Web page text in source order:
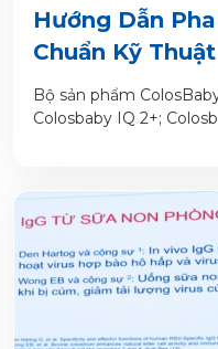
Hướng Dẫn
Chuẩn Kỹ
Dưỡng Cho Bé
Bộ sản phẩm
Colosbaby IQ 2+;
24h độc quyền từ Mỹ
dưỡng công thức cho